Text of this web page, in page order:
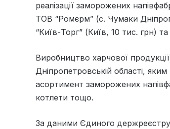
реалізації заморожених
ТОВ “Ромєрм” (с. Чумаки
“Київ-Торг” (Київ, 10 тис. грн)
Виробництво харчової
Дніпропетровській області,
асортимент заморожених
котлети тощо.
За даними Єдиного